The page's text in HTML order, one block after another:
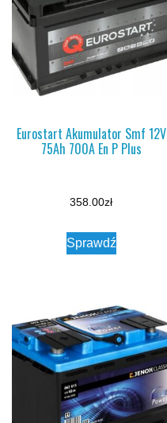
Eurostart Akumulator Smf 12V
75Ah 700A En P Plus
358.00zł
Sprawdź